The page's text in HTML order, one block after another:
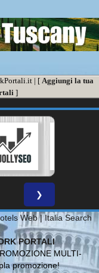
| [ Aggiungi la tua
]
❯
Web|Italia Search
PORTALI
MULTI-
promozione!